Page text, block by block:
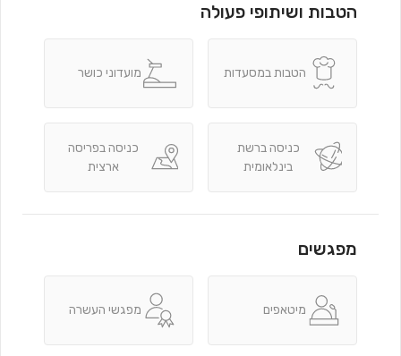
הטבות ושיתופי פעולה
הטבות במסעדות מועדוני כושר
כניסה ברשת
בינלאומית
כניסה בפריסה
ארצית
מפגשים
מיטאפים מפגשי העשרה